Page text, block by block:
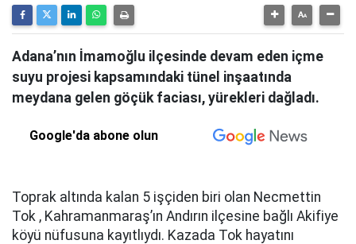
Adana’nın İmamoğlu ilçesinde devam eden içme
suyu projesi kapsamındaki tünel inşaatında
meydana gelen göçük faciası, yürekleri dağladı.
Google'da abone olun
Toprak altında kalan 5 işçiden biri olan Necmettin
Tok , Kahramanmaraş’ın Andırın ilçesine bağlı Akifiye
köyü nüfusuna kayıtlıydı. Kazada Tok hayatını